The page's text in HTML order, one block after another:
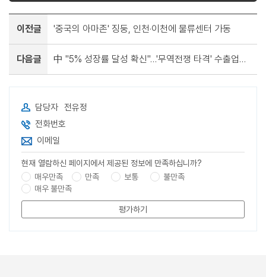
이전글 '중국의 아마존' 징둥, 인천·이천에 물류센터 가동
다음글 中 "5% 성장률 달성 확신"…'무역전쟁 타격' 수출업체 지원 강화
담당자 전유정
전화번호
이메일
현재 열람하신 페이지에서 제공된 정보에 만족하십니까?
매우만족
만족 보통
불만족
매우 불만족
평가하기